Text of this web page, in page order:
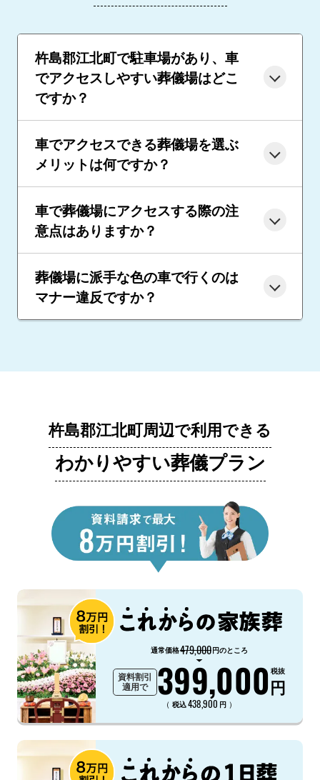
杵島郡江北町で駐車場があり、車
でアクセスしやすい葬儀場はどこ
ですか？
車でアクセスできる葬儀場を選ぶ
メリットは何ですか？
車で葬儀場にアクセスする際の注
意点はありますか？
葬儀場に派手な色の車で行くのは
マナー違反ですか？
杵島郡江北町周辺で利用できる
わかりやすい葬儀プラン
通常価格479,000円のところ
資料割引
適用で
399,000円
税抜
（ 税込438,900 円 ）